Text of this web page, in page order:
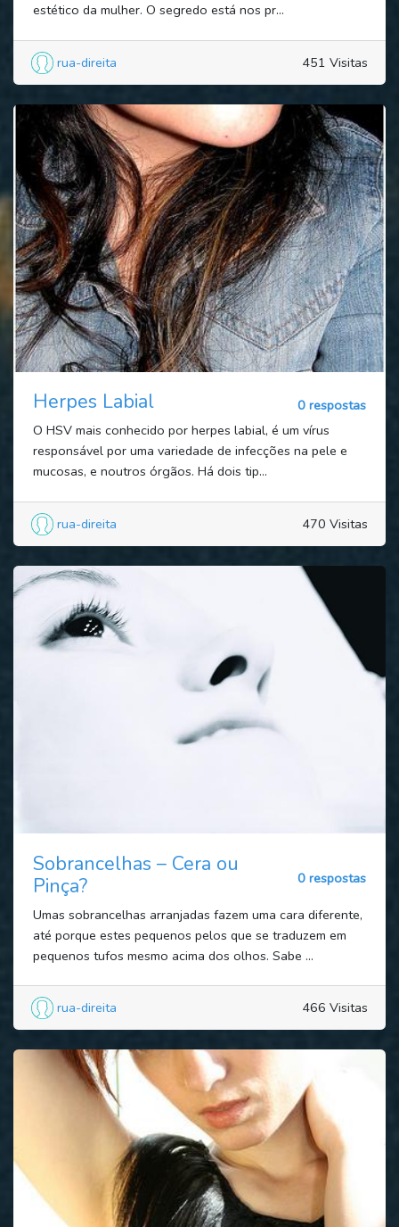
estético da mulher. O segredo está nos pr...
rua-direita 451 Visitas
Herpes Labial
0 respostas
O HSV mais conhecido por herpes labial, é um vírus
responsável por uma variedade de infecções na pele e
mucosas, e noutros órgãos. Há dois tip...
rua-direita 470 Visitas
Sobrancelhas – Cera ou
Pinça?
0 respostas
Umas sobrancelhas arranjadas fazem uma cara diferente,
até porque estes pequenos pelos que se traduzem em
pequenos tufos mesmo acima dos olhos. Sabe ...
rua-direita 466 Visitas